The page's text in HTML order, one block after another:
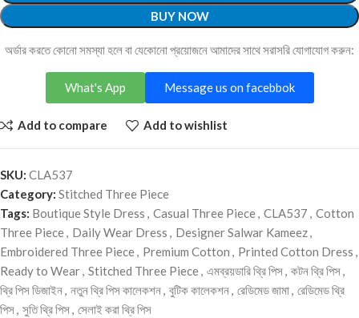
BUY NOW
অর্ডার করতে কোনো সমস্যা হলে বা যেকোনো প্রয়োজনে আমাদের সাথে সরাসরি যোগাযোগ করুন:
Message us on facebbok
What's App
Add to compare Add to wishlist
SKU: CLA537
Category: Stitched Three Piece
Tags: Boutique Style Dress , Casual Three Piece, CLA537 , Cotton
Three Piece, Daily Wear Dress , Designer Salwar Kameez,
Embroidered Three Piece, Premium Cotton , Printed Cotton Dress ,
Ready to Wear, Stitched Three Piece, এমব্রয়ডারি থ্রি পিস, কটন থ্রি পিস,
থ্রি পিস ডিজাইন, নতুন থ্রি পিস কালেকশন, বুটিক কালেকশন, রেডিমেড জামা, রেডিমেড থ্রি
পিস, সুতি থ্রি পিস, সেলাই করা থ্রি পিস